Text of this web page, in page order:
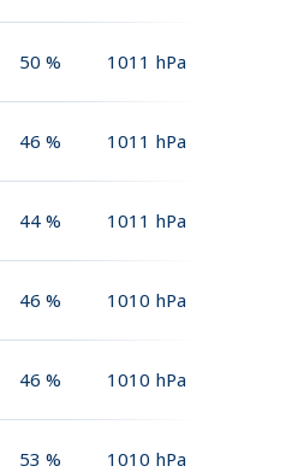
50 % 1011 hPa
46 % 1011 hPa
44 % 1011 hPa
46 % 1010 hPa
46 % 1010 hPa
53 % 1010 hPa